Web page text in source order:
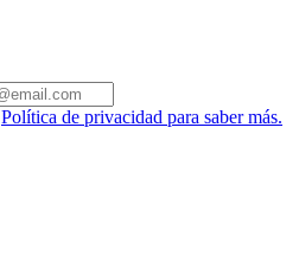
Política de privacidad para saber más.